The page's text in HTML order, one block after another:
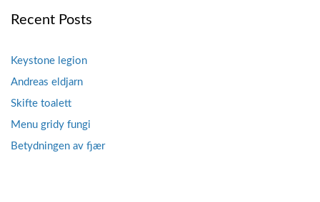
Recent Posts
Keystone legion
Andreas eldjarn
Skifte toalett
Menu gridy fungi
Betydningen av fjær